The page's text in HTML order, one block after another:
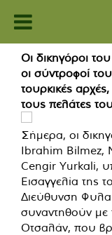
content
Οι δικηγόροι
οι σύντροφοί
τουρκικές
τους πελάτες
Σήμερα, οι
Ibrahim Bilmez,
Cengir Yurkali,
Εισαγγελία της
Διεύθυνση
συναντηθούν με
Οτσαλάν, που